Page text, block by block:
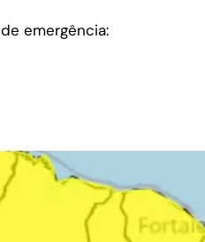
emergência: